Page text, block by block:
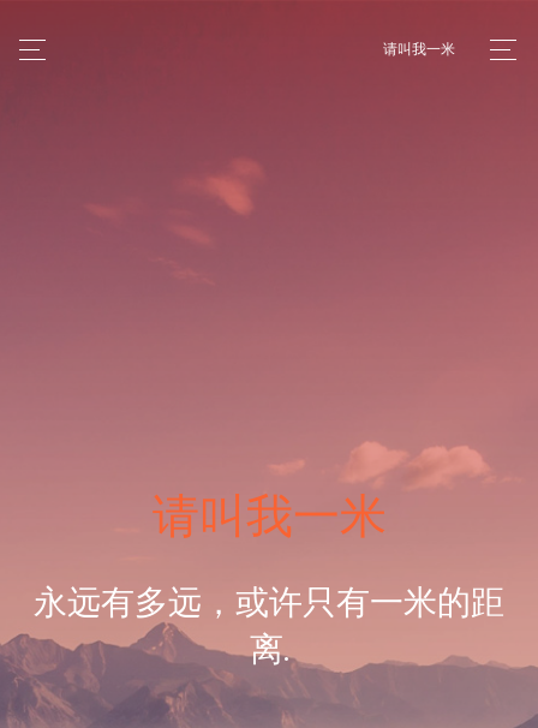
请叫我一米
请叫我一米
永远有多远，或许只有一米的距
离.